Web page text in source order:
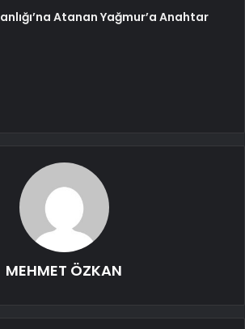
Atanan Yağmur’a Anahtar
MEHMET ÖZKAN